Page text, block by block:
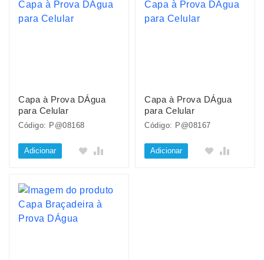
Capa à Prova DÁgua
para Celular
Código: P@08168
Adicionar
Capa à Prova DÁgua
para Celular
Código: P@08167
Adicionar